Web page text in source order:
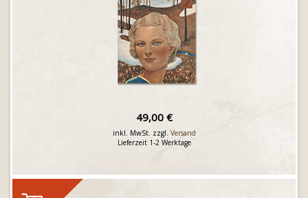
49,00 €
inkl. MwSt. zzgl. Versand
Lieferzeit 1-2 Werktage